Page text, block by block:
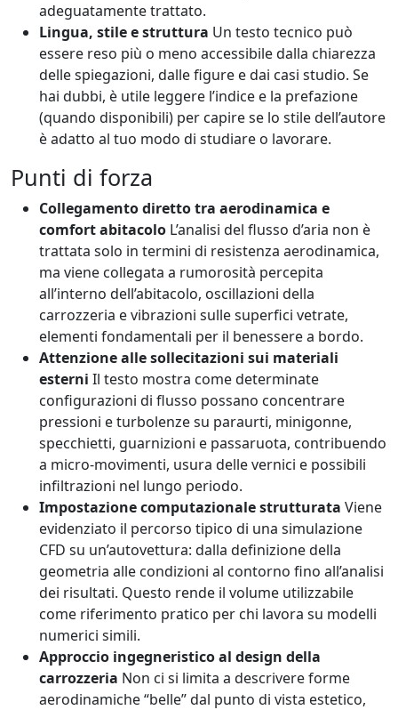
adeguatamente trattato.
Lingua, stile e struttura Un testo tecnico può
essere reso più o meno accessibile dalla chiarezza
delle spiegazioni, dalle figure e dai casi studio. Se
hai dubbi, è utile leggere l’indice e la prefazione
(quando disponibili) per capire se lo stile dell’autore
è adatto al tuo modo di studiare o lavorare.
Punti di forza
Collegamento diretto tra aerodinamica e
comfort abitacolo L’analisi del flusso d’aria non è
trattata solo in termini di resistenza aerodinamica,
ma viene collegata a rumorosità percepita
all’interno dell’abitacolo, oscillazioni della
carrozzeria e vibrazioni sulle superfici vetrate,
elementi fondamentali per il benessere a bordo.
Attenzione alle sollecitazioni sui materiali
esterni Il testo mostra come determinate
configurazioni di flusso possano concentrare
pressioni e turbolenze su paraurti, minigonne,
specchietti, guarnizioni e passaruota, contribuendo
a micro-movimenti, usura delle vernici e possibili
infiltrazioni nel lungo periodo.
Impostazione computazionale strutturata Viene
evidenziato il percorso tipico di una simulazione
CFD su un’autovettura: dalla definizione della
geometria alle condizioni al contorno fino all’analisi
dei risultati. Questo rende il volume utilizzabile
come riferimento pratico per chi lavora su modelli
numerici simili.
Approccio ingegneristico al design della
carrozzeria Non ci si limita a descrivere forme
aerodinamiche “belle” dal punto di vista estetico,